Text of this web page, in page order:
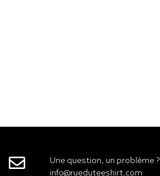
Une question, un problème ?
info@rueduteeshirt.com